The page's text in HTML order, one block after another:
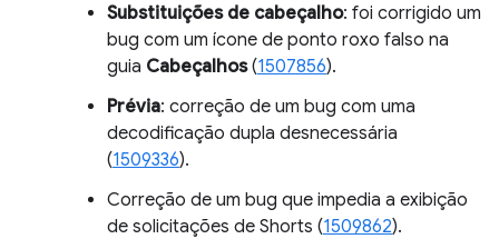
Substituições de cabeçalho: foi corrigido um
bug com um ícone de ponto roxo falso na
guia Cabeçalhos(1507856).
Prévia: correção de um bug com uma
decodificação dupla desnecessária
(1509336).
Correção de um bug que impedia a exibição
de solicitações de Shorts (1509862).